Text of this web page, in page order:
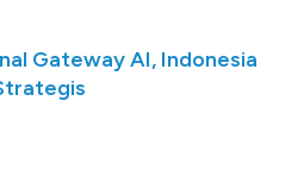
Gateway AI, Indonesia